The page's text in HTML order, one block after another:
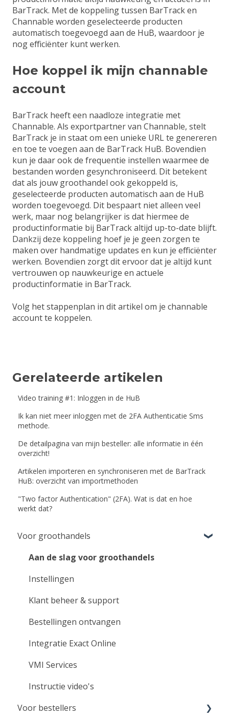
BarTrack. Met de koppeling tussen BarTrack en
Channable worden geselecteerde producten
automatisch toegevoegd aan de HuB, waardoor je
nog efficiënter kunt werken.
Hoe koppel ik mijn channable
account
BarTrack heeft een naadloze integratie met
Channable. Als exportpartner van Channable, stelt
BarTrack je in staat om een unieke URL te genereren
en toe te voegen aan de BarTrack HuB. Bovendien
kun je daar ook de frequentie instellen waarmee de
bestanden worden gesynchroniseerd. Dit betekent
dat als jouw groothandel ook gekoppeld is,
geselecteerde producten automatisch aan de HuB
worden toegevoegd. Dit bespaart niet alleen veel
werk, maar nog belangrijker is dat hiermee de
productinformatie bij BarTrack altijd up-to-date blijft.
Dankzij deze koppeling hoef je je geen zorgen te
maken over handmatige updates en kun je efficiënter
werken. Bovendien zorgt dit ervoor dat je altijd kunt
vertrouwen op nauwkeurige en actuele
productinformatie in BarTrack.
Volg het stappenplan in dit artikel om je channable
account te koppelen.
Gerelateerde artikelen
Video training #1: Inloggen in de HuB
Ik kan niet meer inloggen met de 2FA Authenticatie Sms
methode.
De detailpagina van mijn besteller: alle informatie in één
overzicht!
Artikelen importeren en synchroniseren met de BarTrack
HuB: overzicht van importmethoden
"Two factor Authentication" (2FA). Wat is dat en hoe
werkt dat?
Voor groothandels
Aan de slag voor groothandels
Instellingen
Klant beheer & support
Bestellingen ontvangen
Integratie Exact Online
VMI Services
Instructie video's
Voor bestellers